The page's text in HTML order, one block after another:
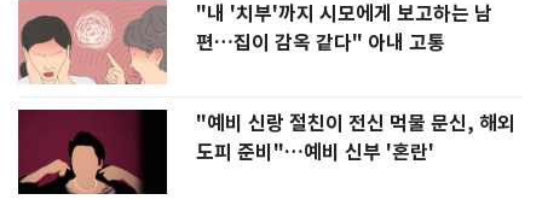
"내 '치부'까지 시모에게 보고하는 남
편…집이 감옥 같다" 아내 고통
"예비 신랑 절친이 전신 먹물 문신, 해외
도피 준비"…예비 신부 '혼란'